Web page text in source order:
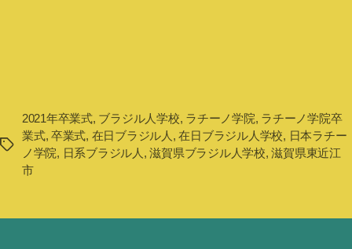
タ
2021年卒業式, ブラジル人学校, ラチーノ学院, ラチーノ学院卒
業式, 卒業式, 在日ブラジル人 ,在日ブラジル人学校, 日本ラチー
ノ学院, 日系ブラジル人 ,滋賀県ブラジル人学校,滋賀県東近江
市